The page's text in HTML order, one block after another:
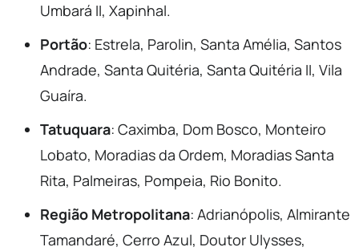
Umbará II, Xapinhal.
Portão: Estrela, Parolin, Santa Amélia, Santos
Andrade, Santa Quitéria, Santa Quitéria II, Vila
Guaíra.
Tatuquara: Caximba, Dom Bosco, Monteiro
Lobato, Moradias da Ordem, Moradias Santa
Rita, Palmeiras, Pompeia, Rio Bonito.
Região Metropolitana: Adrianópolis, Almirante
Tamandaré, Cerro Azul, Doutor Ulysses,